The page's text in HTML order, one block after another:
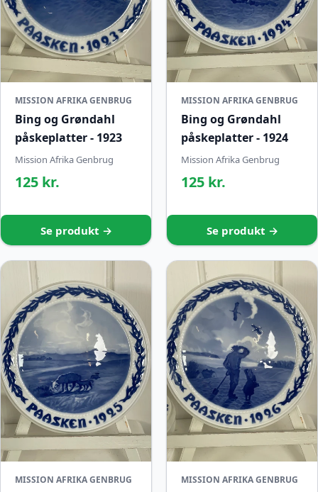
MISSION AFRIKA GENBRUG
Bing og Grøndahl
påskeplatter - 1923
Mission Afrika Genbrug
125 kr.
Se produkt →
MISSION AFRIKA GENBRUG
Bing og Grøndahl
påskeplatter - 1924
Mission Afrika Genbrug
125 kr.
Se produkt →
MISSION AFRIKA GENBRUG MISSION AFRIKA GENBRUG